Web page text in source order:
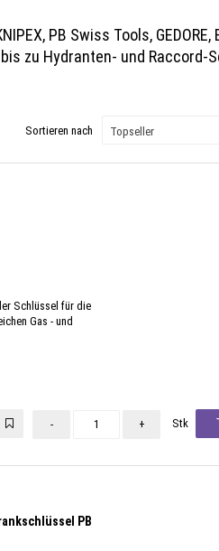
PB Swiss Tools, GEDORE,
zu Hydranten- und Raccord-
Sortieren nach
Schlüssel für die
Gas - und
- + Stk
PB